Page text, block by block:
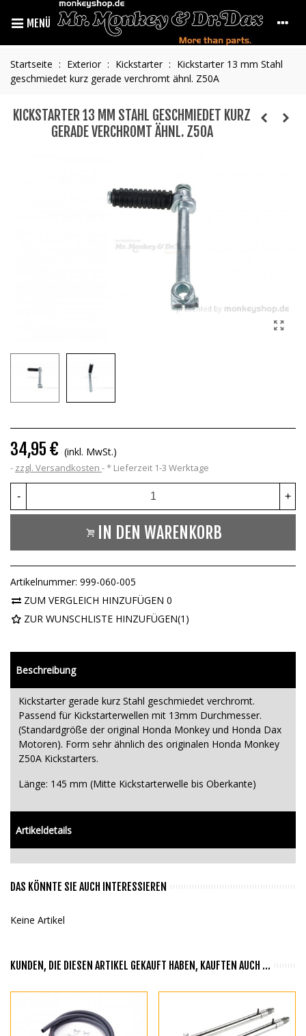
MENÜ
Startseite : Exterior : Kickstarter : Kickstarter 13 mm Stahl
geschmiedet kurz gerade verchromt ähnl. Z50A
KICKSTARTER 13 MM STAHL GESCHMIEDET KURZ
GERADE VERCHROMT ÄHNL. Z50A
34,95 € (inkl. MwSt.)
zzgl. Versandkosten * Lieferzeit 1-3 Werktage
- +
IN DEN WARENKORB
Artikelnummer: 999-060-005
ZUM VERGLEICH HINZUFÜGEN 0
ZUR WUNSCHLISTE HINZUFÜGEN(1 )
Beschreibung
Kickstarter gerade kurz Stahl geschmiedet verchromt.
Passend für Kickstarterwellen mit 13mm Durchmesser.
(Standardgröße der original Honda Monkey und Honda Dax
Motoren). Form sehr ähnlich des originalen Honda Monkey
Z50A Kickstarters.
Länge: 145 mm (Mitte Kickstarterwelle bis Oberkante)
Artikeldetails
DAS KÖNNTE SIE AUCH INTERESSIEREN
Keine Artikel
KUNDEN, DIE DIESEN ARTIKEL GEKAUFT HABEN, KAUFTEN AUCH ...